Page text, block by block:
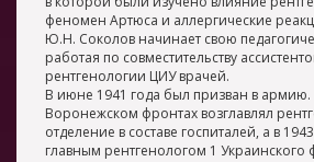
феномен Артюса и аллергические
Ю.Н. Соколов начинает свою
работая по совместительству
рентгенологии ЦИУ врачей.
В июне 1941 года был призван в
Воронежском фронтах возглавлял
отделение в составе госпиталей, а в
главным рентгенологом 1 Украинского